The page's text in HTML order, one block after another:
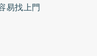
易找上門